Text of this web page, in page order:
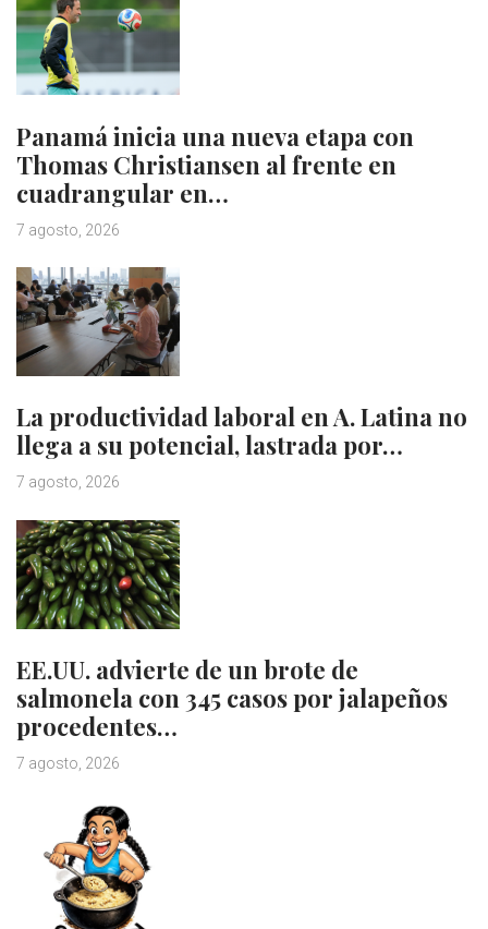
Panamá inicia una nueva etapa con
Thomas Christiansen al frente en
cuadrangular en…
7 agosto, 2026
La productividad laboral en A. Latina no
llega a su potencial, lastrada por…
7 agosto, 2026
EE.UU. advierte de un brote de
salmonela con 345 casos por jalapeños
procedentes…
7 agosto, 2026